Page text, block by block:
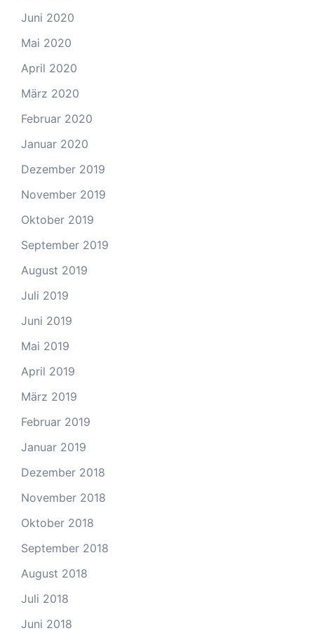
Juni 2020
Mai 2020
April 2020
März 2020
Februar 2020
Januar 2020
Dezember 2019
November 2019
Oktober 2019
September 2019
August 2019
Juli 2019
Juni 2019
Mai 2019
April 2019
März 2019
Februar 2019
Januar 2019
Dezember 2018
November 2018
Oktober 2018
September 2018
August 2018
Juli 2018
Juni 2018